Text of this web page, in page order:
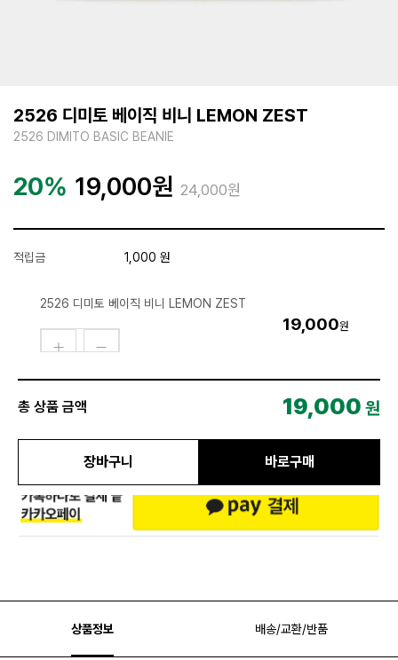
2526 디미토 베이직 비니 LEMON ZEST
2526 DIMITO BASIC BEANIE
20% 19,000원 24,000원
적립금 1,000 원
2526 디미토 베이직 비니 LEMON ZEST
19,000원
총 상품 금액 19,000 원
장바구니 바로구매
상품정보 배송/교환/반품